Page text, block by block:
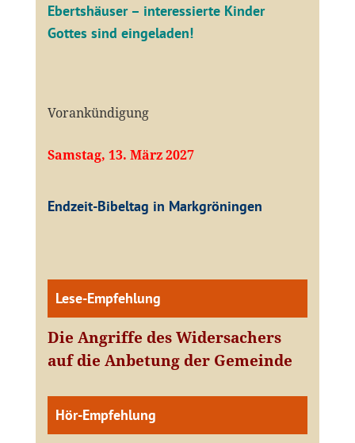
Ebertshäuser – interessierte Kinder
Gottes sind eingeladen!
Vorankündigung
Samstag, 13. März 2027
Endzeit-Bibeltag in Markgröningen
Lese-Empfehlung
Die Angriffe des Widersachers
auf die Anbetung der Gemeinde
Hör-Empfehlung